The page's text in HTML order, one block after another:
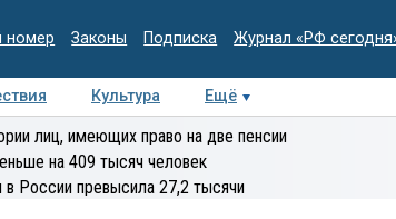
номер Законы Подписка Журнал «РФ
Культура Ещё
Интервью Колумнисты
Деловая
лиц, имеющих право на две пенсии
на 409 тысяч человек
России превысила 27,2 тысячи